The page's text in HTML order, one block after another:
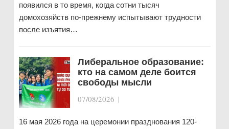
появился в то время, когда сотни тысяч
домохозяйств по-прежнему испытывают трудности
после изъятия…
Либеральное образование:
кто на самом деле боится
свободы мысли
07/08/2026 |
16 мая 2026 года на церемонии празднования 120-